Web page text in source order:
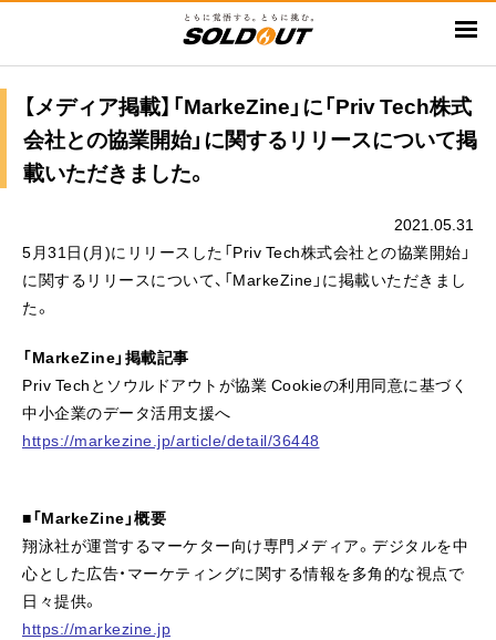
ン
【メディア掲載】「MarkeZine」に「Priv Tech株式
会社との協業開始」に関するリリースについて掲
載いただきました。
2021.05.31
5月31日(月)にリリースした「Priv Tech株式会社との協業開始」
に関するリリースについて、「MarkeZine」に掲載いただきまし
た。
「MarkeZine」掲載記事
Priv Techとソウルドアウトが協業 Cookieの利用同意に基づく
中小企業のデータ活用支援へ
https://markezine.jp/article/detail/36448
■「MarkeZine」概要
翔泳社が運営するマーケター向け専門メディア。デジタルを中
心とした広告・マーケティングに関する情報を多角的な視点で
日々提供。
https://markezine.jp